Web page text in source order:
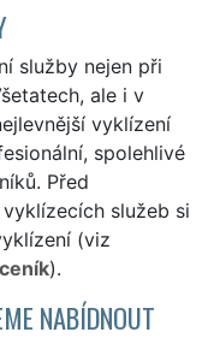
služby nejen při
ale i v
vyklízení
spolehlivé
Před
služeb si
(viz
).
NABÍDNOUT